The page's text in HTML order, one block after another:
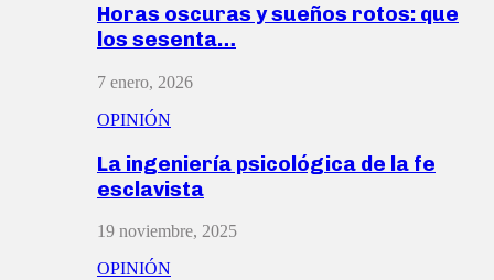
Horas oscuras y sueños rotos: que
los sesenta…
7 enero, 2026
OPINIÓN
La ingeniería psicológica de la fe
esclavista
19 noviembre, 2025
OPINIÓN